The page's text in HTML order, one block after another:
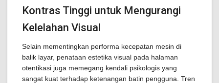
Kontras Tinggi untuk Mengurangi
Kelelahan Visual
Selain mementingkan performa kecepatan mesin di
balik layar, penataan estetika visual pada halaman
otentikasi juga memegang kendali psikologis yang
sangat kuat terhadap ketenangan batin pengguna. Tren